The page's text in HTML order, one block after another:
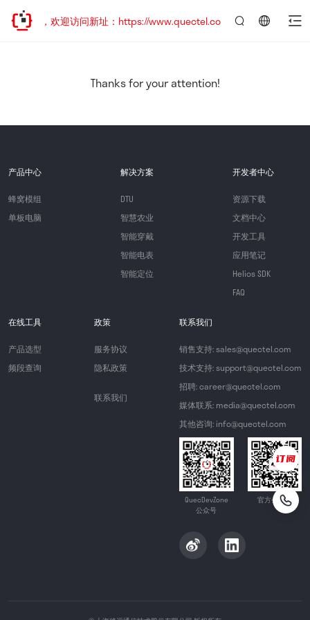
已迁移，欢迎访问新址：https://www.quectel.com.cn
Thanks for your attention!
产品中心
蜂窝模组
单板电脑
解决方案
DTU
智慧农业
智能穿戴
智能电表
智能定位
开发者中心
资源下载
文档中心
开发工具
应用笔记
Helios SDK
FAQ
在线工具
产品选型
频段查询
政策
服务协议
隐私政策
联系我们
联系我们
销售支持: sales@quectel.com
技术支持: support@quectel.com
招聘: career@quectel.com
媒体联系: media@quectel.com
其他咨询: info@quectel.com
QuecDevZone
公众号
官方公众号